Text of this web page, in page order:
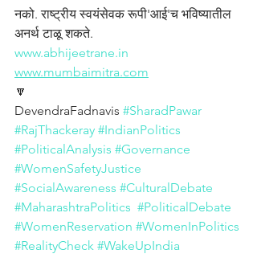
नको. राष्ट्रीय स्वयंसेवक रूपी'आई'च भविष्यातील
अनर्थ टाळू शकते.
www.abhijeetrane.in
www.mumbaimitra.com
🔽
DevendraFadnavis #SharadPawar
#RajThackeray #IndianPolitics
#PoliticalAnalysis #Governance
#WomenSafetyJustice
#SocialAwareness #CulturalDebate
#MaharashtraPolitics #PoliticalDebate
#WomenReservation #WomenInPolitics
#RealityCheck #WakeUpIndia